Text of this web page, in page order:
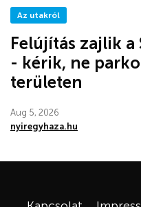
Az utakról
Felújítás zajlik a
- kérik, ne
területen
Aug 5, 2026
nyiregyhaza.hu